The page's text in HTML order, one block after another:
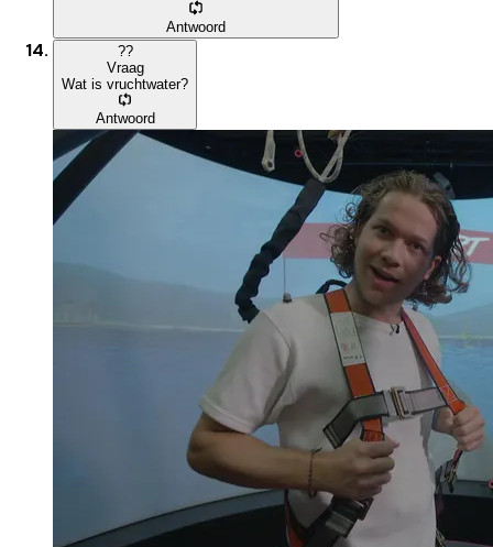
Antwoord
??
Vraag
Wat is vruchtwater?
Antwoord